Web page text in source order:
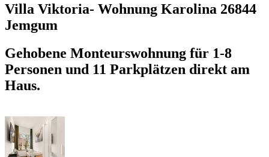
Villa Viktoria- Wohnung Karolina 26844
Jemgum
Gehobene Monteurswohnung für 1-8
Personen und 11 Parkplätzen direkt am
Haus.